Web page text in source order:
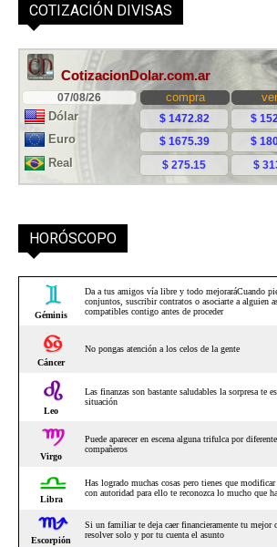
COTIZACIÓN DIVISAS
HORÓSCOPO